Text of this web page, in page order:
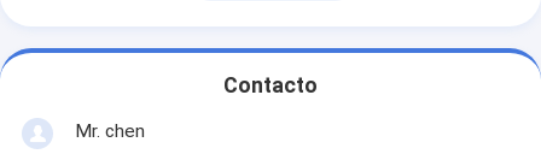
Contacto
Mr. chen